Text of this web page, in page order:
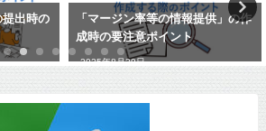
供」の作
「派遣事業報告書」の作成解説
⑤ -第７・８面-
2026年4月30日